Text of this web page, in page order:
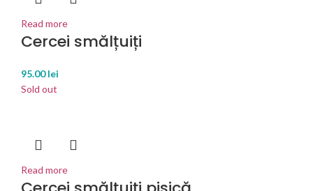
Read more
Cercei smălțuiți
95.00lei
Sold out
Read more